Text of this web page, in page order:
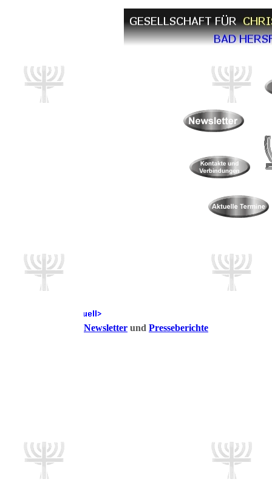
Newsletter und Presseberichte